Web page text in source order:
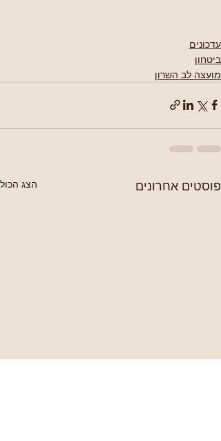
עדכונים
ביטחון
מועצה לב השרון
פוסטים אחרונים הצג הכול